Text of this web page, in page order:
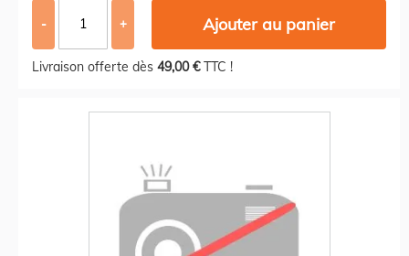
- + Ajouter au panier
Livraison offerte dès 49,00 €TTC !